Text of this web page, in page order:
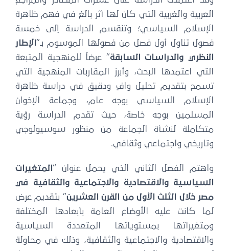
العربية والغربية التي كان لها أثر بالغ في فهم ظاهرة
الإسلام السياسي؛ وتنقسم الدراسة إلى خمسة
فصول تناول أول فصل من فصولها الموسوم بـ” الإطار
النظري والدراسات السابقة” عرضاً للمنهجية المتبعة
التي اعتمدها البحث، وأبرز المقاربات المنهجية التي
تسمح بتقديم تحليل وافٍ ودقيق في دراسة ظاهرة
الإسلام السياسي بوجه عام، وجماعة الإخوان
المسلمين بوجه خاصة، حيث تقدم الدراسة رؤية
متكاملة لنشأة الجماعة من منظور سوسيولوجي
وتاريخي واجتماعي وثقافي.
واهتم الفصل الثاني الذي يحمل عنوان “ المتغيرات
السياسية والاقتصادية والاجتماعية والثقافية في
مصر خلال الثلث الأول من القرن العشرين” بتقديم عرض
لما كانت عليه الأوضاع العامة بأبعادها المختلفة
ومتغيراتها بمستوياتها المتعددة السياسية
والاقتصادية والاجتماعية والثقافية، وذلك في محاولة